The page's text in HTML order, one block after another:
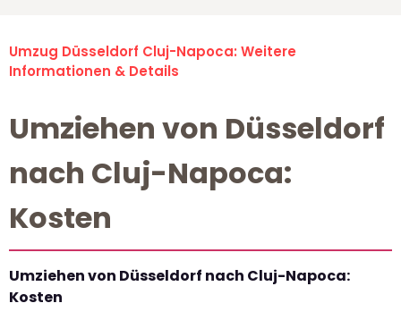
Umzug Düsseldorf Cluj-Napoca: Weitere
Informationen & Details
Umziehen von Düsseldorf
nach Cluj-Napoca:
Kosten
Umziehen von Düsseldorf nach Cluj-Napoca:
Kosten